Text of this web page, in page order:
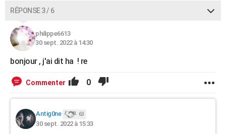
RÉPONSE 3 / 6
philippe6613
30 sept. 2022 à 14:30
bonjour , j'ai dit ha ! re
Commenter 0
Antig0ne 63
30 sept. 2022 à 15:33